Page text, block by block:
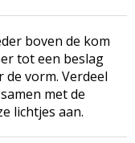
boven de kom
tot een beslag
vorm. Verdeel
met de
lichtjes aan.